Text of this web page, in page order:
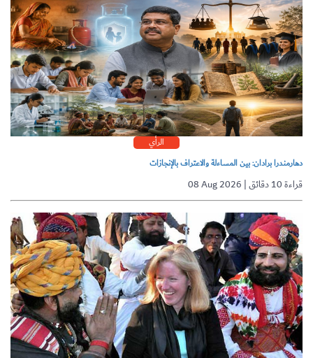
الرأي
دهارمندرا برادان: بين المساءلة والاعتراف بالإنجازات
08 Aug 2026 | قراءة 10 دقائق